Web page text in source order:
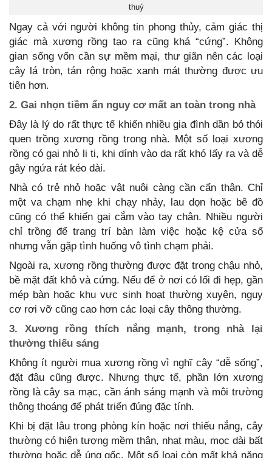
thuỷ
Ngay cả với người không tin phong thủy, cảm giác thị
giác mà xương rồng tạo ra cũng khá “cứng”. Không
gian sống vốn cần sự mềm mại, thư giãn nên các loại
cây lá tròn, tán rộng hoặc xanh mát thường được ưu
tiên hơn.
2. Gai nhọn tiềm ẩn nguy cơ mất an toàn trong nhà
Đây là lý do rất thực tế khiến nhiều gia đình dần bỏ thói
quen trồng xương rồng trong nhà. Một số loại xương
rồng có gai nhỏ li ti, khi dính vào da rất khó lấy ra và dễ
gây ngứa rát kéo dài.
Nhà có trẻ nhỏ hoặc vật nuôi càng cần cẩn thận. Chỉ
một va chạm nhẹ khi chạy nhảy, lau dọn hoặc bê đồ
cũng có thể khiến gai cắm vào tay chân. Nhiều người
chỉ trồng để trang trí bàn làm việc hoặc kệ cửa sổ
nhưng vẫn gặp tình huống vô tình chạm phải.
Ngoài ra, xương rồng thường được đặt trong chậu nhỏ,
bề mặt đất khô và cứng. Nếu để ở nơi có lối đi hẹp, gần
mép bàn hoặc khu vực sinh hoạt thường xuyên, nguy
cơ rơi vỡ cũng cao hơn các loại cây thông thường.
3. Xương rồng thích nắng mạnh, trong nhà lại
thường thiếu sáng
Không ít người mua xương rồng vì nghĩ cây “dễ sống”,
đặt đâu cũng được. Nhưng thực tế, phần lớn xương
rồng là cây sa mạc, cần ánh sáng mạnh và môi trường
thông thoáng để phát triển đúng đặc tính.
Khi bị đặt lâu trong phòng kín hoặc nơi thiếu nắng, cây
thường có hiện tượng mềm thân, nhạt màu, mọc dài bất
thường hoặc dễ úng gốc. Một số loại còn mất khả năng